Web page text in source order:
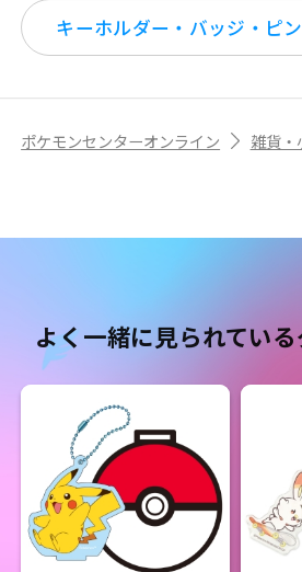
キーホルダー・バッジ・ピ
ポケモンセンターオンライン 雑貨・
よく一緒に見られてい